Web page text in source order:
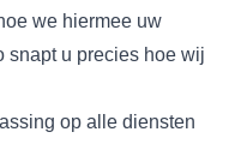
we hiermee uw
snapt u precies hoe wij
op alle diensten